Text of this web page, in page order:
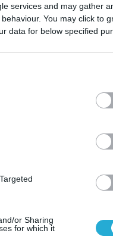
services and may gather
You may click to
data for below specified
or Sharing
for which it
06:05
όλο και
υπερβολική χρήση οθονών μέχρι το άγχος της